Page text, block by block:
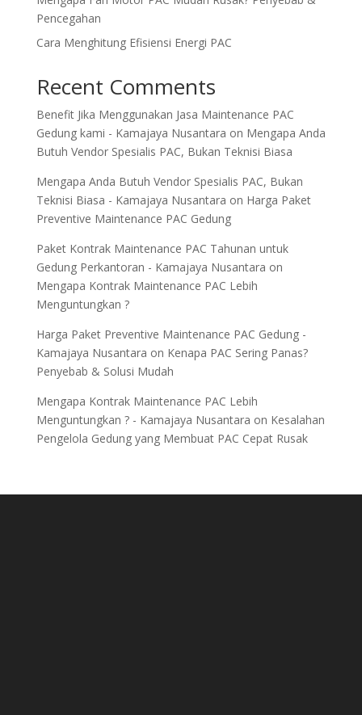
Pencegahan
Cara Menghitung Efisiensi Energi PAC
Recent Comments
Benefit Jika Menggunakan Jasa Maintenance PAC
Gedung kami - Kamajaya Nusantara on Mengapa Anda
Butuh Vendor Spesialis PAC, Bukan Teknisi Biasa
Mengapa Anda Butuh Vendor Spesialis PAC, Bukan
Teknisi Biasa - Kamajaya Nusantara on Harga Paket
Preventive Maintenance PAC Gedung
Paket Kontrak Maintenance PAC Tahunan untuk
Gedung Perkantoran - Kamajaya Nusantara on
Mengapa Kontrak Maintenance PAC Lebih
Menguntungkan ?
Harga Paket Preventive Maintenance PAC Gedung -
Kamajaya Nusantara on Kenapa PAC Sering Panas?
Penyebab & Solusi Mudah
Mengapa Kontrak Maintenance PAC Lebih
Menguntungkan ? - Kamajaya Nusantara on Kesalahan
Pengelola Gedung yang Membuat PAC Cepat Rusak